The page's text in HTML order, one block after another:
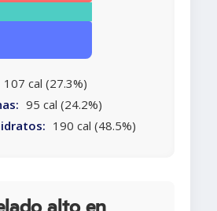
107 cal (27.3%)
95 cal (24.2%)
190 cal (48.5%)